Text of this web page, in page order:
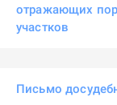
отражающих
участков
Письмо